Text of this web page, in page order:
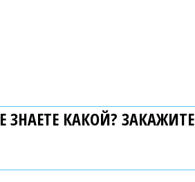
ЗНАЕТЕ КАКОЙ? ЗАКАЖИТЕ